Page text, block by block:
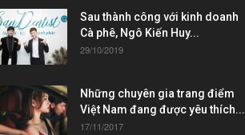
Sau thành công với kinh doanh
Cà phê, Ngô Kiến Huy...
29/10/2019
Những chuyên gia trang điểm
Việt Nam đang được yêu thích...
17/11/2017